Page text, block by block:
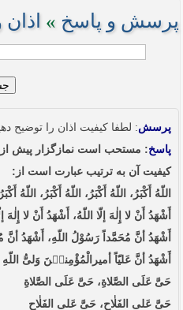
پرسش و پاسخ »
پرسش: لطفا کیفیت اذان را توضیح
پاسخ: مستحب است نمازگزار پیش از
کیفیت آن به ترتیب عبارت است از:
اللّهُ‏ أَکْبَرُ، اللّهُ‏ أَکْبَرُ، اللّهُ‏ أَکْبَرُ، اللّهُ‏ أَکْبَرُ
أَشْهَدُ أَنْ لا إِلٰهَ إلّا اللّهُ، أَشْهَدُ أَنْ لا إِلٰهَ
أَشْهَدُ أنَّ مُحَمَّداً رَسُوْلُ اللّهِ، أَشْهَدُ أنَّ
أَشْهَدُ أنَّ عَلیّاً أمیرالْمُؤْمِنیٖنَ وَلیُّ اللّهِ
حَیَّ عَلَی الصَّلاةِ، حَیَّ عَلَی الصَّلاةِ
حَیَّ عَلی الفَلٰاحِ، حَیَّ عَلی الفَلٰاحِ